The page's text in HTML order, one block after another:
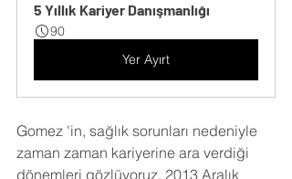
5 Yıllık Kariyer Danışmanlığı
90
Yer Ayırt
Gomez 'in, sağlık sorunları nedeniyle
zaman zaman kariyerine ara verdiği
dönemleri gözlüyoruz. 2013 Aralık